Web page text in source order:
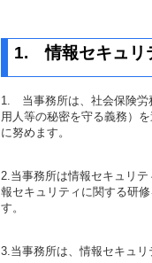
1. 情報セキュリ
1. 当事務所は、社会保険労
用人等の秘密を守る義務）
に努めます。
2.当事務所は情報セキュリ
報セキュリティに関する研
す。
3.当事務所は、情報セキュ